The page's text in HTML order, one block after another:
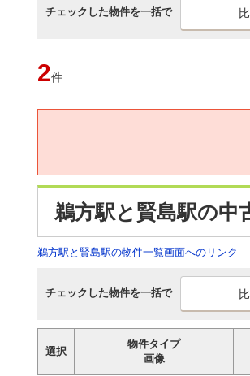
チェックした物件を一括で
2件
鵜方駅と賢島駅の中
鵜方駅と賢島駅の物件一覧画面へのリンク
チェックした物件を一括で
選択
物件タイプ
画像